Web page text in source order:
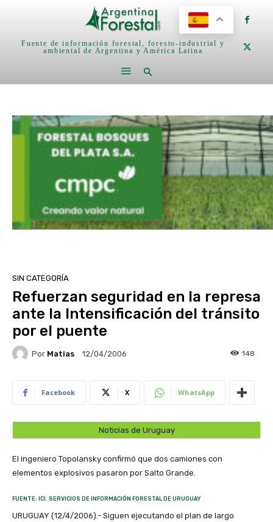
Fuente de información forestal, foresto-industrial y
ambiental de Argentina y América Latina
SIN CATEGORÍA
Refuerzan seguridad en la represa
ante la Intensificación del tránsito
por el puente
Por Matias 12/04/2006 148
Facebook X WhatsApp
Noticias de Uruguay
El ingeniero Topolansky confirmó que dos camiones con
elementos explosivos pasaron por Salto Grande.
FUENTE: ICI. SERVICIOS DE INFORMACIÓN FORESTAL DE URUGUAY
URUGUAY (12/4/2006).- Siguen ejecutando el plan de largo